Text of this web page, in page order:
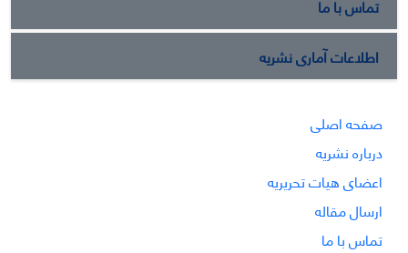
تماس با ما
اطلاعات آماری نشریه
صفحه اصلی
درباره نشریه
اعضای هیات تحریریه
ارسال مقاله
تماس با ما